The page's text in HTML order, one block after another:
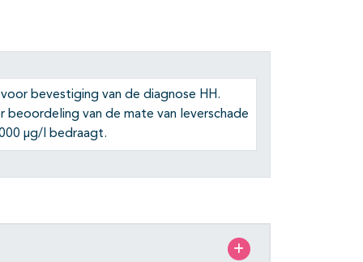
bevestiging van de diagnose HH.
beoordeling van de mate van leverschade
µg/l bedraagt.